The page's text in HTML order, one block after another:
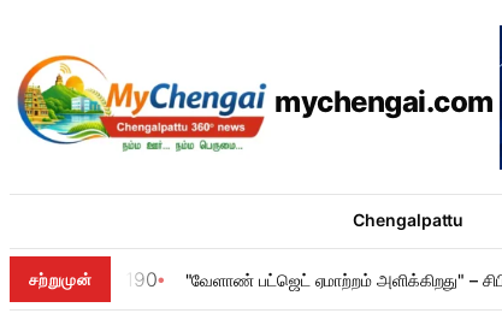
mychengai.com
Chengalpattu
சற்றுமுன் 190 "வேளாண் பட்ஜெட் ஏமாற்றம் அளிக்கிறது" –